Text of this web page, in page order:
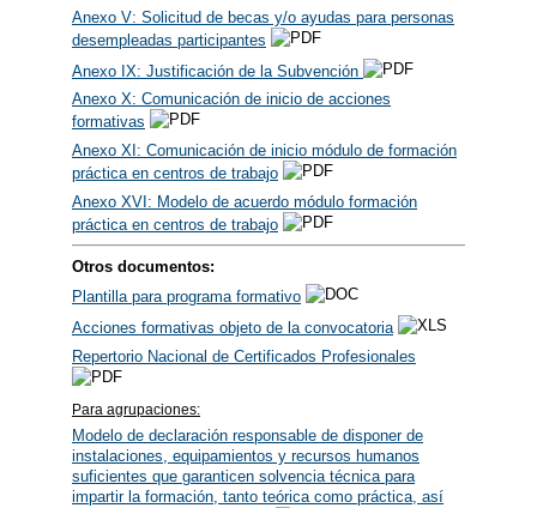
Anexo V: Solicitud de becas y/o ayudas para personas
desempleadas participantes
Anexo IX: Justificación de la Subvención
Anexo X: Comunicación de inicio de acciones
formativas
Anexo XI: Comunicación de inicio módulo de formación
práctica en centros de trabajo
Anexo XVI: Modelo de acuerdo módulo formación
práctica en centros de trabajo
Otros documentos:
Plantilla para programa formativo
Acciones formativas objeto de la convocatoria
Repertorio Nacional de Certificados Profesionales
Para agrupaciones:
Modelo de declaración responsable de disponer de
instalaciones, equipamientos y recursos humanos
suficientes que garanticen solvencia técnica para
impartir la formación, tanto teórica como práctica, así